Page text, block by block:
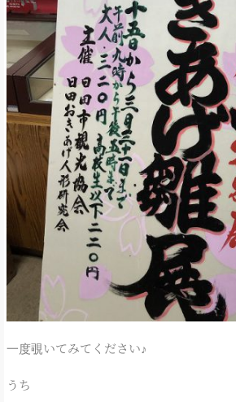
一度覗いてみてください♪
うち